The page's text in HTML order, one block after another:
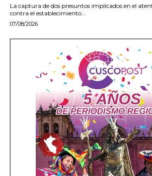
La captura de dos presuntos implicados en el
contra el establecimiento...
07/08/2026